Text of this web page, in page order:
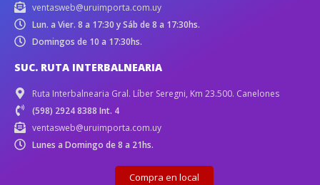
ventasweb@uruimporta.com.uy
Lun. a Vier. 8 a 17:30 y Sáb de 8 a 17:30hs.
Domingos de 10 a 17:30hs.
SUC. RUTA INTERBALNEARIA
Ruta Interbalnearia Gral. Líber Seregni, Km 23.500. Canelones
(598) 2924 8388 Int. 4
ventasweb@uruimporta.com.uy
Lunes a Domingo de 8 a 21hs.
Compra en local